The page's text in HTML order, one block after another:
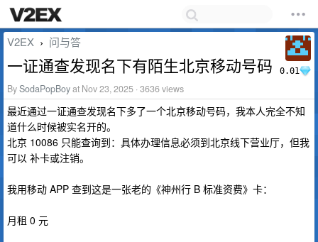
0.01
V2EX › 问与答
一证通查发现名下有陌生北京移动号码
BySodaPopBoyat Nov 23, 2025 · 3636 views
最近通过一证通查发现名下多了一个北京移动号码，我本人完全不知
道什么时候被实名开的。
北京 10086 只能查询到：具体办理信息必须到北京线下营业厅，但我
可以 补卡或注销。
我用移动 APP 查到这是一张老的《神州行 B 标准资费》卡：
月租 0 元